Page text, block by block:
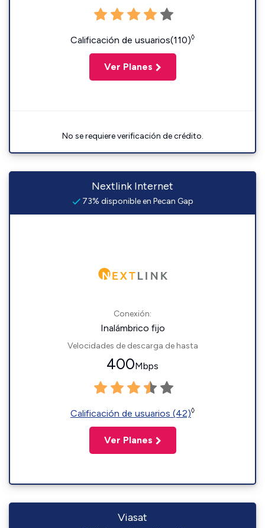
Calificación de usuarios(110)◊
Ver Planes
No se requiere verificación de crédito.
Nextlink Internet
73% disponible en Pecan Gap
Conexión:
Inalámbrico fijo
Velocidades de descarga de hasta
400Mbps
Calificación de usuarios (42)◊
Ver Planes
Viasat